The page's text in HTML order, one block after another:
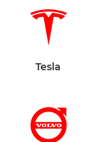
Tesla